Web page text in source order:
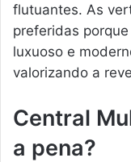
flutuantes. As
preferidas
luxuoso e
valorizando a
Central
a pena?